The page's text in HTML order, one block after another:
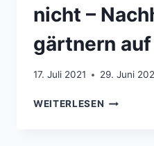
nicht –
gärtnern
17. Juli 2021 29. Juni
WEITERLESEN BUCHTIPP: